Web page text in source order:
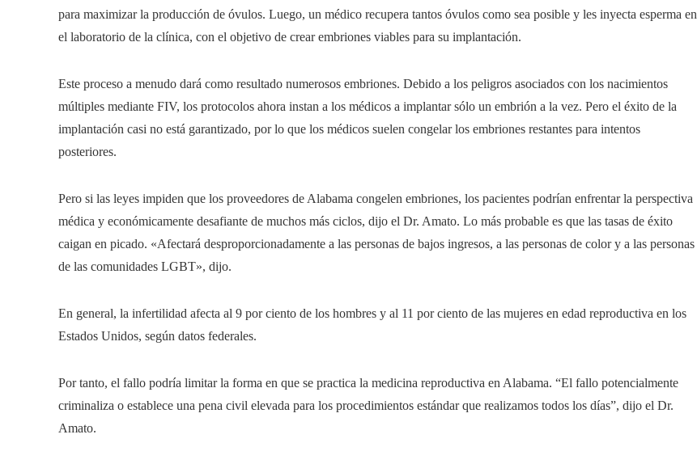
para maximizar la producción de óvulos. Luego, un médico recupera tantos óvulos como sea posible y les inyecta esperma en
el laboratorio de la clínica, con el objetivo de crear embriones viables para su implantación.
Este proceso a menudo dará como resultado numerosos embriones. Debido a los peligros asociados con los nacimientos
múltiples mediante FIV, los protocolos ahora instan a los médicos a implantar sólo un embrión a la vez. Pero el éxito de la
implantación casi no está garantizado, por lo que los médicos suelen congelar los embriones restantes para intentos
posteriores.
Pero si las leyes impiden que los proveedores de Alabama congelen embriones, los pacientes podrían enfrentar la perspectiva
médica y económicamente desafiante de muchos más ciclos, dijo el Dr. Amato. Lo más probable es que las tasas de éxito
caigan en picado. «Afectará desproporcionadamente a las personas de bajos ingresos, a las personas de color y a las personas
de las comunidades LGBT», dijo.
En general, la infertilidad afecta al 9 por ciento de los hombres y al 11 por ciento de las mujeres en edad reproductiva en los
Estados Unidos, según datos federales.
Por tanto, el fallo podría limitar la forma en que se practica la medicina reproductiva en Alabama. “El fallo potencialmente
criminaliza o establece una pena civil elevada para los procedimientos estándar que realizamos todos los días”, dijo el Dr.
Amato.